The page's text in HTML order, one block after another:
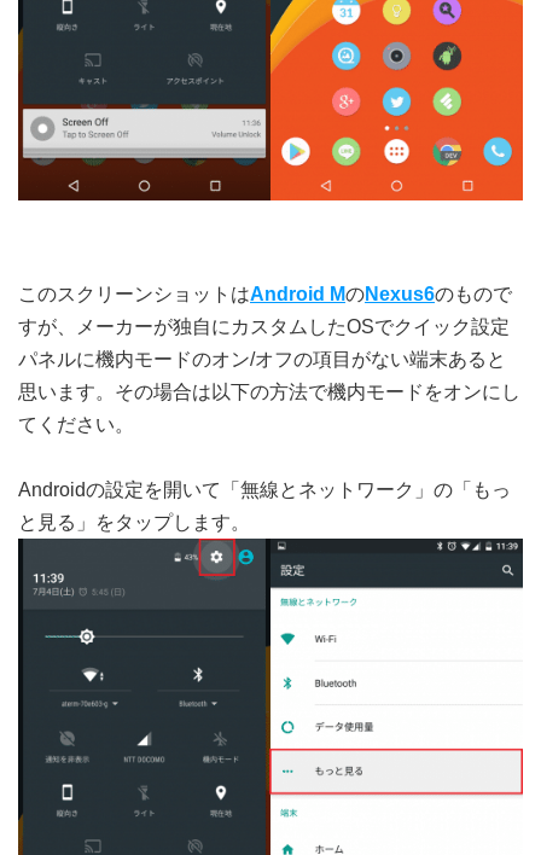
このスクリーンショットはAndroid MのNexus6のもので
すが、メーカーが独自にカスタムしたOSでクイック設定
パネルに機内モードのオン/オフの項目がない端末あると
思います。その場合は以下の方法で機内モードをオンにし
てください。
Androidの設定を開いて「無線とネットワーク」の「もっ
と見る」をタップします。